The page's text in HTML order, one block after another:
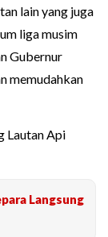
lain yang juga
liga musim
Gubernur
memudahkan
Lautan Api
Langsung